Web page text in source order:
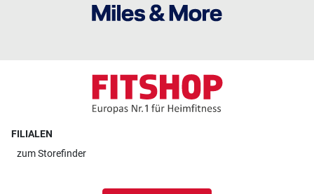
FILIALEN
zumStorefinder